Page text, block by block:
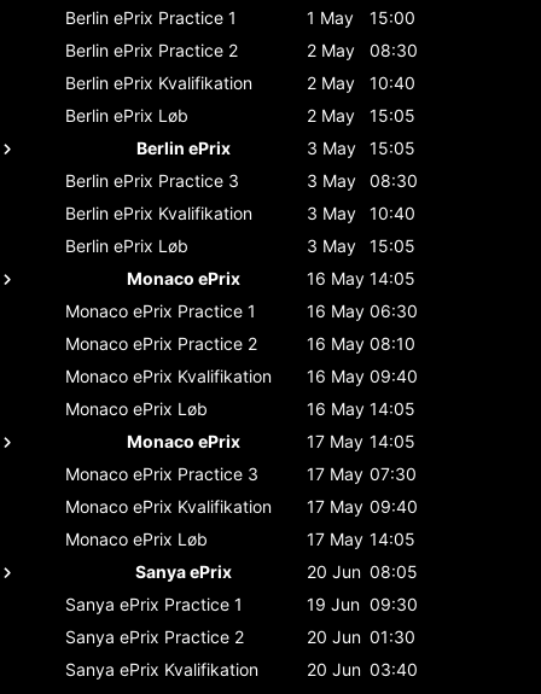
Berlin ePrix Practice 1 1 May
15:00
Berlin ePrix Practice 2 2 May
08:30
Berlin ePrix Kvalifikation 2 May
10:40
Berlin ePrix Løb 2 May
15:05
Berlin ePrix
3 May
15:05
Berlin ePrix Practice 3 3 May
08:30
Berlin ePrix Kvalifikation 3 May
10:40
Berlin ePrix Løb 3 May
15:05
Monaco ePrix
16 May 14:05
Monaco ePrix Practice 1 16 May 06:30
Monaco ePrix Practice 2 16 May 08:10
Monaco ePrix Kvalifikation 16 May 09:40
Monaco ePrix Løb 16 May 14:05
Monaco ePrix
17 May 14:05
Monaco ePrix Practice 3 17 May 07:30
Monaco ePrix Kvalifikation 17 May 09:40
Monaco ePrix Løb 17 May 14:05
Sanya ePrix
20 Jun 08:05
Sanya ePrix Practice 1 19 Jun 09:30
Sanya ePrix Practice 2 20 Jun 01:30
Sanya ePrix Kvalifikation 20 Jun 03:40